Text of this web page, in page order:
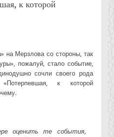
к которой
на Мерзлова со стороны, так
пожалуй, стало событие,
сочли своего рода
к которой
оценить те события,